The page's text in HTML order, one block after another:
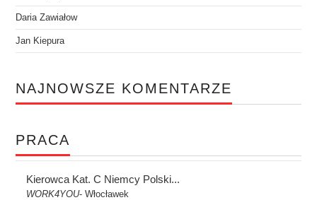
Daria Zawiałow
Jan Kiepura
NAJNOWSZE KOMENTARZE
PRACA
Kierowca Kat. C Niemcy Polski...
WORK4YOU-Włocławek